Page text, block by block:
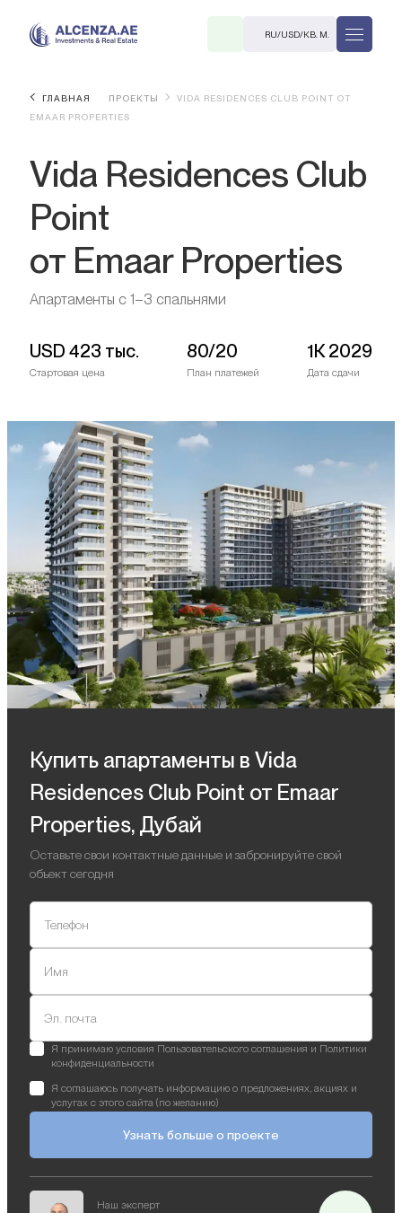
RU/USD/КВ. М.
ГЛАВНАЯ ПРОЕКТЫ
VIDA RESIDENCES CLUB POINT ОТ
EMAAR PROPERTIES
Vida Residences Club
Point
от Emaar Properties
Апартаменты с 1–3 спальнями
USD 423 тыс.
Стартовая цена
80/20
План платежей
1К 2029
Дата сдачи
Купить апартаменты в Vida
Residences Club Point от Emaar
Properties, Дубай
Оставьте свои контактные данные и забронируйте свой
объект сегодня
Телефон
Имя
Эл. почта
Я принимаю условия Пользовательского соглашения и Политики
конфиденциальности
Я соглашаюсь получать информацию о предложениях, акциях и
услугах с этого сайта (по желанию)
Узнать больше о проекте
Наш эксперт